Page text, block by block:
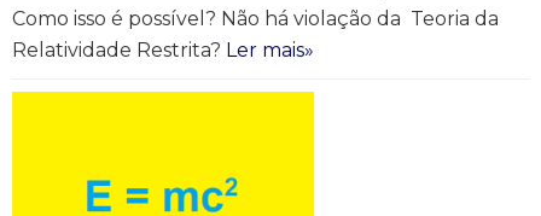
Como isso é possível? Não há violação da Teoria da
Relatividade Restrita? Ler mais»